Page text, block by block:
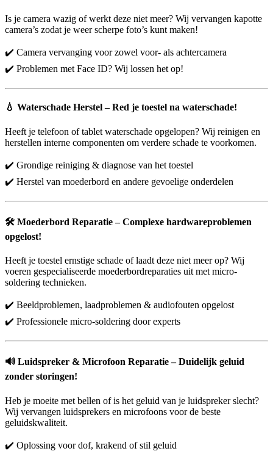
Is je camera wazig of werkt deze niet meer? Wij vervangen kapotte
camera’s zodat je weer scherpe foto’s kunt maken!
✔️ Camera vervanging voor zowel voor- als achtercamera
✔️ Problemen met Face ID? Wij lossen het op!
💧 Waterschade Herstel – Red je toestel na waterschade!
Heeft je telefoon of tablet waterschade opgelopen? Wij reinigen en
herstellen interne componenten om verdere schade te voorkomen.
✔️ Grondige reiniging & diagnose van het toestel
✔️ Herstel van moederbord en andere gevoelige onderdelen
🛠️ Moederbord Reparatie – Complexe hardwareproblemen
opgelost!
Heeft je toestel ernstige schade of laadt deze niet meer op? Wij
voeren gespecialiseerde moederbordreparaties uit met micro-
soldering technieken.
✔️ Beeldproblemen, laadproblemen & audiofouten opgelost
✔️ Professionele micro-soldering door experts
🔊 Luidspreker & Microfoon Reparatie – Duidelijk geluid
zonder storingen!
Heb je moeite met bellen of is het geluid van je luidspreker slecht?
Wij vervangen luidsprekers en microfoons voor de beste
geluidskwaliteit.
✔️ Oplossing voor dof, krakend of stil geluid